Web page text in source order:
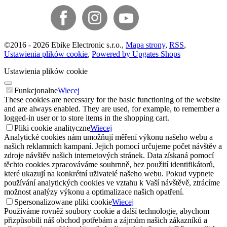
©2016 - 2026 Ebike Electronic s.r.o., Mapa strony, RSS,
Ustawienia plików cookie, Powered by Upgates Shops
Ustawienia plików cookie
FunkcjonalneWiecej
These cookies are necessary for the basic functioning of the website
and are always enabled. They are used, for example, to remember a
logged-in user or to store items in the shopping cart.
Pliki cookie analityczneWiecej
Analytické cookies nám umožňují měření výkonu našeho webu a
našich reklamních kampaní. Jejich pomocí určujeme počet návštěv a
zdroje návštěv našich internetových stránek. Data získaná pomocí
těchto cookies zpracováváme souhrnně, bez použití identifikátorů,
které ukazují na konkrétní uživatelé našeho webu. Pokud vypnete
používání analytických cookies ve vztahu k Vaší návštěvě, ztrácíme
možnost analýzy výkonu a optimalizace našich opatření.
Spersonalizowane pliki cookieWiecej
Používáme rovněž soubory cookie a další technologie, abychom
přizpůsobili náš obchod potřebám a zájmům našich zákazníků a